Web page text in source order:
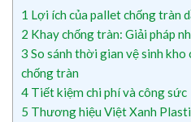
1 Lợi ích của pallet chống tràn
2 Khay chống tràn: Giải pháp
3 So sánh thời gian vệ sinh
chống tràn
4 Tiết kiệm chi phí và công sức
5 Thương hiệu Việt Xanh